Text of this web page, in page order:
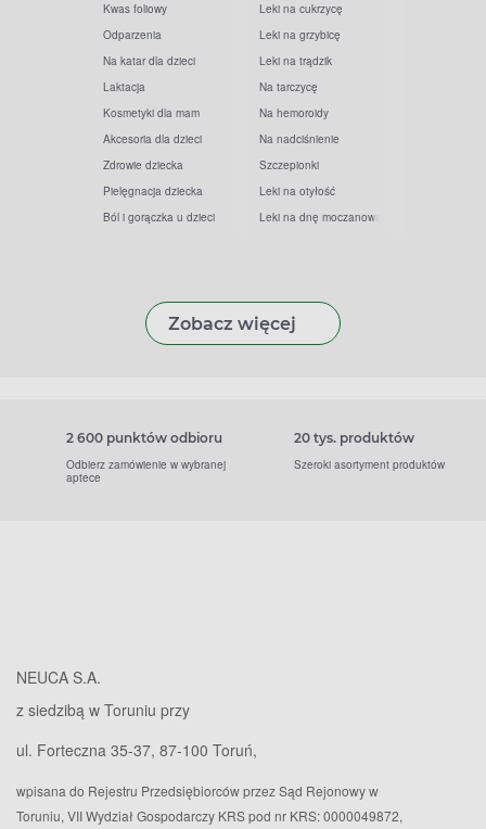
Kwas foliowy
Odparzenia
Na katar dla dzieci
Laktacja
Kosmetyki dla mam
Akcesoria dla dzieci
Zdrowie dziecka
Pielęgnacja dziecka
Ból i gorączka u dzieci
Leki na cukrzycę
Leki na grzybicę
Leki na trądzik
Na tarczycę
Na hemoroidy
Na nadciśnienie
Szczepionki
Leki na otyłość
Leki na dnę moczanową
Zobacz więcej
2 600 punktów odbioru
Odbierz zamówienie w wybranej
aptece
20 tys. produktów
Szeroki asortyment produktów
NEUCA S.A.
z siedzibą w Toruniu przy
ul. Forteczna 35-37, 87-100 Toruń,
wpisana do Rejestru Przedsiębiorców przez Sąd Rejonowy w
Toruniu, VII Wydział Gospodarczy KRS pod nr KRS: 0000049872,